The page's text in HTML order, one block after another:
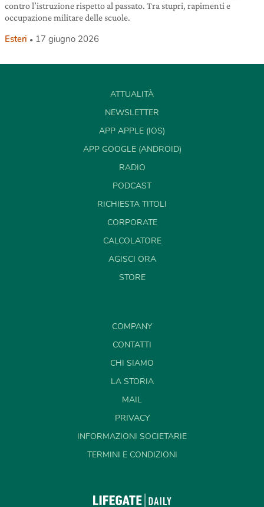
contro l’istruzione rispetto al passato. Tra stupri, rapimenti e
occupazione militare delle scuole.
Esteri 17 giugno 2026
ATTUALITÀ
NEWSLETTER
APP APPLE (IOS)
APP GOOGLE (ANDROID)
RADIO
PODCAST
RICHIESTA TITOLI
CORPORATE
CALCOLATORE
AGISCI ORA
STORE
COMPANY
CONTATTI
CHI SIAMO
LA STORIA
MAIL
PRIVACY
INFORMAZIONI SOCIETARIE
TERMINI E CONDIZIONI